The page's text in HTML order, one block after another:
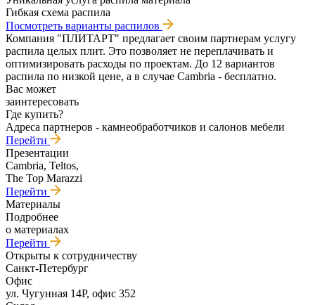
Гибкая схема распила
Посмотреть варианты распилов
Компания "ПЛИТАРТ" предлагает своим партнерам услугу
распила целых плит. Это позволяет не переплачивать и
оптимизировать расходы по проектам. До 12 вариантов
распила по низкой цене, а в случае Cambria - бесплатно.
Вас может
заинтересовать
Где купить?
Адреса партнеров - камнеобработчиков и салонов мебели
Перейти
Презентации
Cambria, Teltos,
The Top Marazzi
Перейти
Материалы
Подробнее
о материалах
Перейти
Открыты к сотрудничеству
Санкт-Петербург
Офис
ул. Чугунная 14Р, офис 352